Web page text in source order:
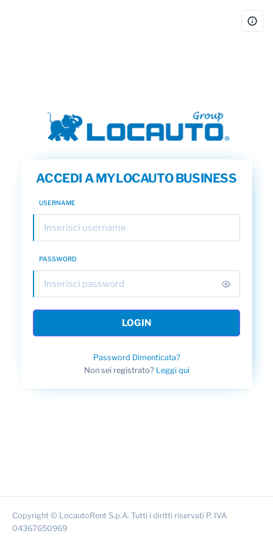
ACCEDI A MYLOCAUTO BUSINESS
USERNAME
PASSWORD
LOGIN
Password Dimenticata?
Non sei registrato? Leggi qui
Copyright © LocautoRent S.p.A. Tutti i diritti riservati P. IVA
04367650969